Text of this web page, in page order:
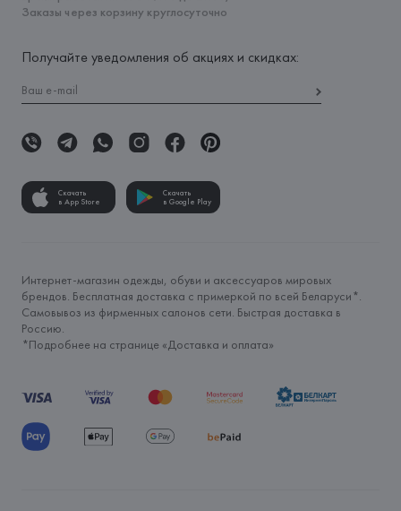
Заказы через корзину круглосуточно
Получайте уведомления об акциях и скидках:
Скачать
в App Store
Скачать
в Google Play
Интернет-магазин одежды, обуви и аксессуаров мировых
брендов. Бесплатная доставка с примеркой по всей Беларуси*.
Самовывоз из фирменных салонов сети. Быстрая доставка в
Россию.
*Подробнее на странице «Доставка и оплата»